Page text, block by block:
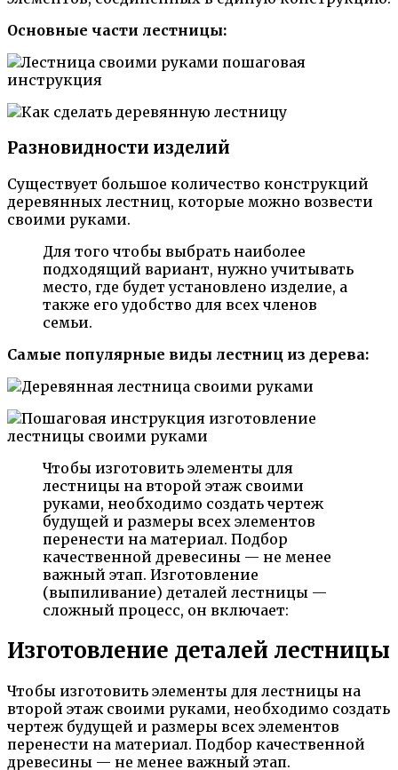
Основные части лестницы:
Разновидности изделий
Существует большое количество конструкций
деревянных лестниц, которые можно возвести
своими руками.
Для того чтобы выбрать наиболее
подходящий вариант, нужно учитывать
место, где будет установлено изделие, а
также его удобство для всех членов
семьи.
Самые популярные виды лестниц из дерева:
Чтобы изготовить элементы для
лестницы на второй этаж своими
руками, необходимо создать чертеж
будущей и размеры всех элементов
перенести на материал. Подбор
качественной древесины — не менее
важный этап. Изготовление
(выпиливание) деталей лестницы —
сложный процесс, он включает:
Изготовление деталей лестницы
Чтобы изготовить элементы для лестницы на
второй этаж своими руками, необходимо создать
чертеж будущей и размеры всех элементов
перенести на материал. Подбор качественной
древесины — не менее важный этап.